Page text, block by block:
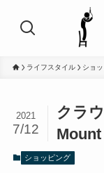
ライフスタイル ショ
クラ
2021
7/12
ショッピング